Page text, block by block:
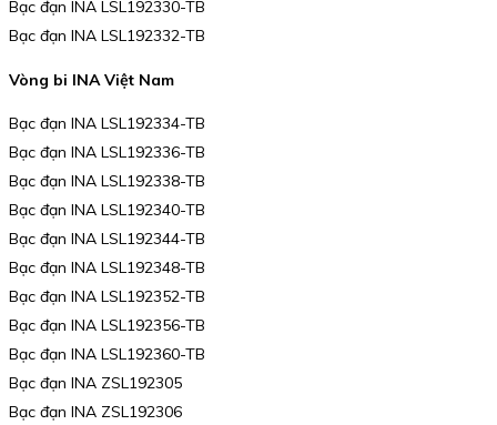
Bạc đạn INA LSL192330-TB
Bạc đạn INA LSL192332-TB
Vòng bi INA Việt Nam
Bạc đạn INA LSL192334-TB
Bạc đạn INA LSL192336-TB
Bạc đạn INA LSL192338-TB
Bạc đạn INA LSL192340-TB
Bạc đạn INA LSL192344-TB
Bạc đạn INA LSL192348-TB
Bạc đạn INA LSL192352-TB
Bạc đạn INA LSL192356-TB
Bạc đạn INA LSL192360-TB
Bạc đạn INA ZSL192305
Bạc đạn INA ZSL192306